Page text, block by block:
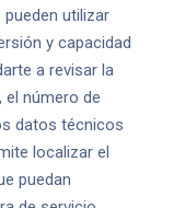
utilizar
y capacidad
a revisar la
el número de
datos técnicos
localizar el
puedan